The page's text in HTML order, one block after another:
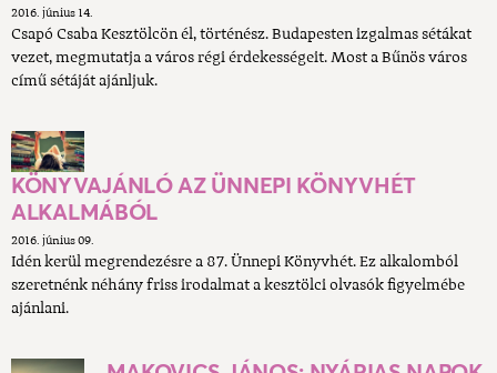
2016. június 14.
Csapó Csaba Kesztölcön él, történész. Budapesten izgalmas sétákat
vezet, megmutatja a város régi érdekességeit. Most a Bűnös város
című sétáját ajánljuk.
KÖNYVAJÁNLÓ AZ ÜNNEPI KÖNYVHÉT
ALKALMÁBÓL
2016. június 09.
Idén kerül megrendezésre a 87. Ünnepi Könyvhét. Ez alkalomból
szeretnénk néhány friss irodalmat a kesztölci olvasók figyelmébe
ajánlani.